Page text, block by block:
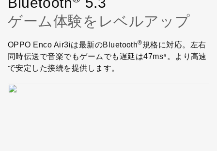
ゲーム体験をレベルアップ
OPPO Enco Air3iは最新のBluetooth®規格に対応。左右
同時伝送で音楽でもゲームでも遅延は47ms⁶。より高速
で安定した接続を提供します。